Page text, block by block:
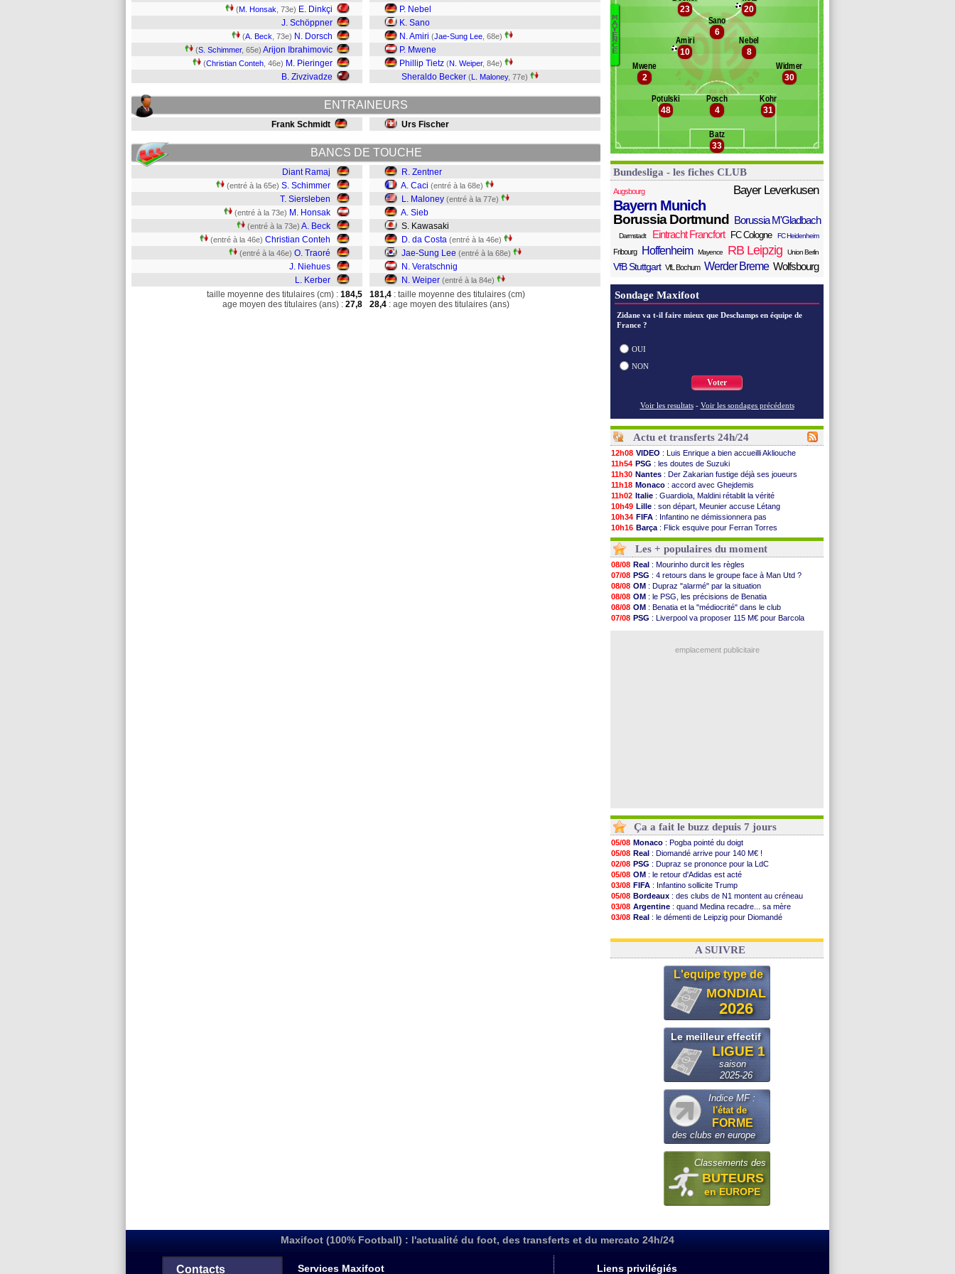
(M. Honsak , 73e) E. Dinkçi
J. Schöppner
(A. Beck , 73e) N. Dorsch
(S. Schimmer, 65e) Arijon Ibrahimovic
(Christian Conteh , 46e) M. Pieringer
B. Zivzivadze
P. Nebel
K. Sano
N. Amiri (Jae-Sung Lee , 68e)
P. Mwene
Phillip Tietz (N. Weiper, 84e)
Sheraldo Becker (L. Maloney, 77e)
ENTRAINEURS
Frank Schmidt Urs Fischer
BANCS DE TOUCHE
Diant Ramaj
(entré à la 65e) S. Schimmer
T. Siersleben
(entré à la 73e) M. Honsak
(entré à la 73e) A. Beck
(entré à la 46e) Christian Conteh
(entré à la 46e) O. Traoré
J. Niehues
L. Kerber
R. Zentner
A. Caci (entré à la 68e)
L. Maloney (entré à la 77e)
A. Sieb
S. Kawasaki
D. da Costa (entré à la 46e)
Jae-Sung Lee (entré à la 68e)
N. Veratschnig
N. Weiper (entré à la 84e)
taille moyenne des titulaires (cm) : 184,5
age moyen des titulaires (ans) : 27,8
181,4 : taille moyenne des titulaires (cm)
28,4 : age moyen des titulaires (ans)
Banc des remplaçantsMayence
Veratschnig
da Costa
Kawasaki
Maloney
M
A
Y
E
N
C
E
33
Batz
31
Kohr
4
Posch
48
Potulski
30
Widmer
2
Mwene
8
Nebel
10
Amiri
6
Sano
20
23
Bundesliga - les fiches CLUB
Augsbourg Bayer Leverkusen
Bayern Munich
Borussia Dortmund Borussia M'Gladbach
Darmstadt Eintracht Francfort FC Cologne FC Heidenheim
Fribourg Hoffenheim Mayence RB Leipzig Union Berlin
VfB Stuttgart VfL Bochum Werder Breme Wolfsbourg
Sondage Maxifoot
Zidane va t-il faire mieux que Deschamps en équipe de
France ?
OUI
NON
Voter
Voir les resultats - Voir les sondages précédents
Actu et transferts 24h/24
12h08 VIDEO : Luis Enrique a bien accueilli Akliouche
11h54 PSG : les doutes de Suzuki
11h30 Nantes : Der Zakarian fustige déjà ses joueurs
11h18 Monaco : accord avec Ghejdemis
11h02 Italie : Guardiola, Maldini rétablit la vérité
10h49 Lille : son départ, Meunier accuse Létang
10h34 FIFA : Infantino ne démissionnera pas
10h16 Barça : Flick esquive pour Ferran Torres
10h00 Liverpool: Araujo, une option d'achat à 55 M€
09h48
Lens: inquiétude pour Édouard
09h25 Man Utd: Vitek vendu à Middlesbrough (off.)
09h10
PSV : Sano recruté pour 14,5 M€ (officiel)
08h52
OM : Coventry pense à Angel Gomes
08/08 PSG : Rafel Pol satisfait des progrès
08/08 Amical: le Barça vainqueur puis battu
08/08 Inter : Calhanoglu prêt à prolonger
08/08 Nice : Abdelmonem veut rester
: Le Havre renversé par Oviedo
Les + populaires du moment
08/08 Real : Mourinho durcit les règles
07/08 PSG : 4 retours dans le groupe face à Man Utd ?
08/08 OM : Dupraz "alarmé" par la situation
08/08 OM : le PSG, les précisions de Benatia
08/08 OM : Benatia et la "médiocrité" dans le club
07/08 PSG : Liverpool va proposer 115 M€ pour Barcola
emplacement publicitaire
Ça a fait le buzz depuis 7 jours
05/08 Monaco : Pogba pointé du doigt
05/08 Real : Diomandé arrive pour 140 M€ !
02/08 PSG : Dupraz se prononce pour la LdC
05/08 OM : le retour d'Adidas est acté
03/08 FIFA : Infantino sollicite Trump
05/08 Bordeaux : des clubs de N1 montent au créneau
03/08 Argentine : quand Medina recadre... sa mère
03/08 Real : le démenti de Leipzig pour Diomandé
03/08 OM: Paixão attire un 2e club anglais
A SUIVRE
L'equipe type de
MONDIAL
2026
Le meilleur effectif
LIGUE 1
saison
2025-26
Indice MF :
l'état de
FORME
des clubs en europe
Classements des
BUTEURS
en EUROPE
Maxifoot (100% Football) : l'actualité du foot, des transferts et du mercato 24h/24
Contacts Services Maxifoot Liens privilégiés